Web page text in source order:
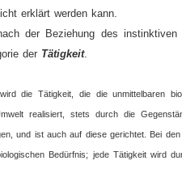
erklärt werden kann.
der Beziehung des instinktiven
der Tätigkeit.
die Tätigkeit, die die unmittelbaren
realisiert, stets durch die
und ist auch auf diese gerichtet. Bei
Bedürfnis; jede Tätigkeit wird